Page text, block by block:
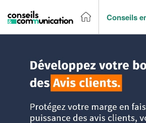
Conseils